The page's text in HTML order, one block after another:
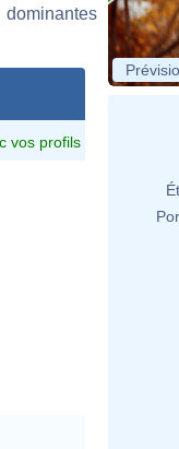
vos profils